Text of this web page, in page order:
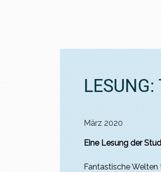
März 2020
Eine Lesung der
Fantastische Welten